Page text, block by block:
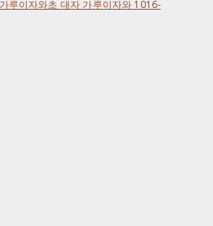
루이자와초 대자 가루이자와 1016-